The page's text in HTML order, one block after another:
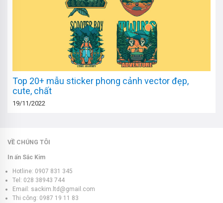
Top 20+ mẫu sticker phong cảnh vector đẹp,
cute, chất
19/11/2022
VỀ CHÚNG TÔI
In ấn Sắc Kim
Hotline: 0907 831 345
Tel: 028 38943 744
Email: sackim.ltd@gmail.com
Thi công: 0987 19 11 83